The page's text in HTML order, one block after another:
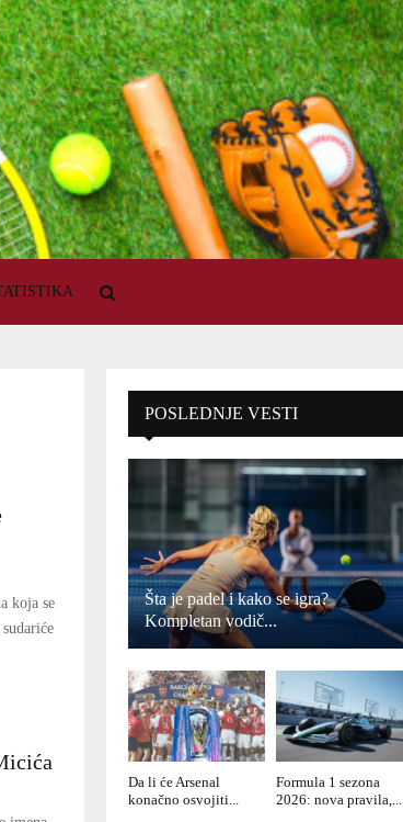
koja se
POSLEDNJE VESTI
Šta je padel i kako se igra?
Kompletan vodič...
Da li će Arsenal
konačno osvojiti...
Formula 1 sezona
2026: nova pravila,...